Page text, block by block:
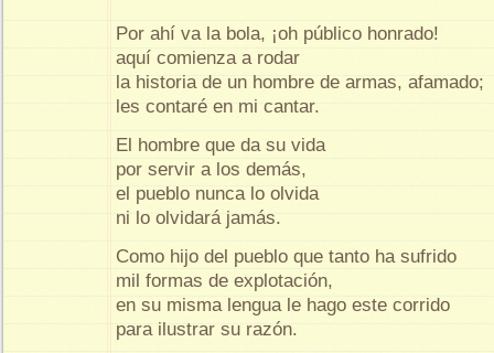
Por ahí va la bola, ¡oh público honrado!
aquí comienza a rodar
la historia de un hombre de armas, afamado;
les contaré en mi cantar.
El hombre que da su vida
por servir a los demás,
el pueblo nunca lo olvida
ni lo olvidará jamás.
Como hijo del pueblo que tanto ha sufrido
mil formas de explotación,
en su misma lengua le hago este corrido
para ilustrar su razón.